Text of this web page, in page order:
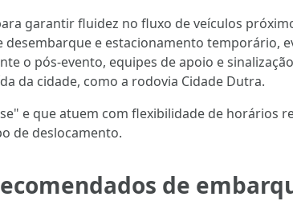
garantir fluidez no fluxo de veículos
e estacionamento temporário,
o pós-evento, equipes de apoio e
da cidade, como a rodovia Cidade Dutra.
e que atuem com flexibilidade de horários
de deslocamento.
de